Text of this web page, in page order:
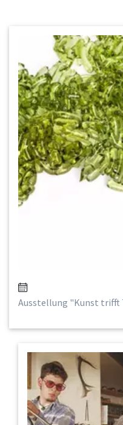
Ausstellung "Kunst trifft